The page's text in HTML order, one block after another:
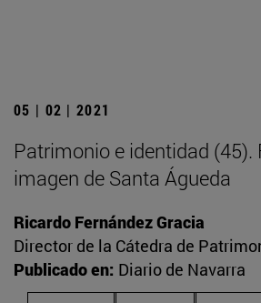
05 | 02 | 2021
Patrimonio e identidad (45).
imagen de Santa Águeda
Ricardo Fernández Gracia
Director de la Cátedra de
Publicado en: Diario de Navarra